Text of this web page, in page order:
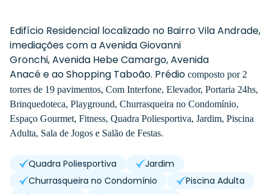
Edifício Residencial localizado no Bairro Vila Andrade,
imediações com a Avenida Giovanni
Gronchi, Avenida Hebe Camargo, Avenida
Anacée ao Shopping Taboão. Prédio composto por 2
torres de 19 pavimentos, Com Interfone, Elevador, Portaria 24hs,
Brinquedoteca, Playground, Churrasqueira no Condomínio,
Espaço Gourmet, Fitness, Quadra Poliesportiva, Jardim, Piscina
Adulta, Sala de Jogos e Salão de Festas.
Quadra Poliesportiva
Jardim
Churrasqueira no Condomínio
Piscina Adulta